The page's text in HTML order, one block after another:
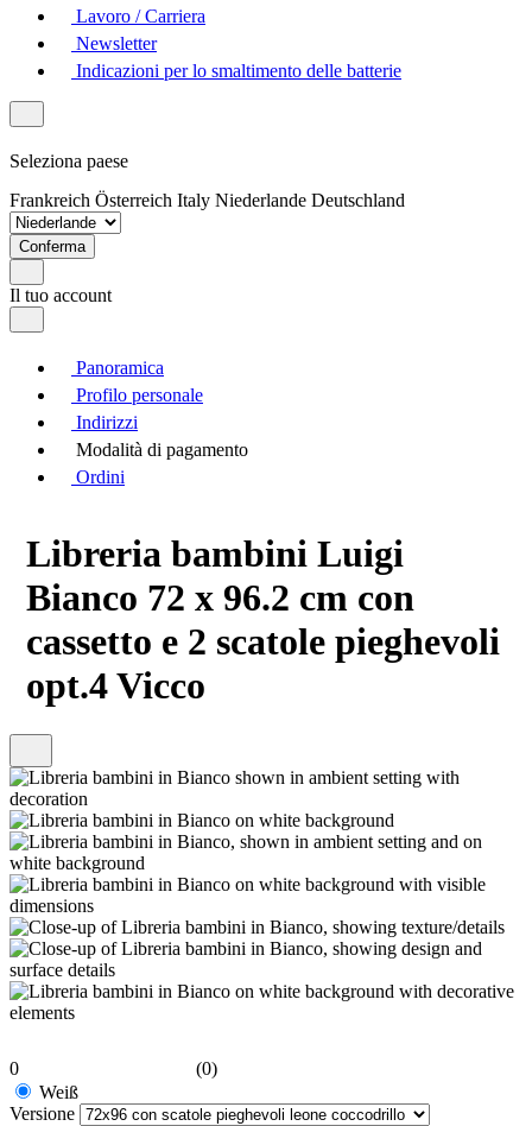
Lavoro / Carriera
Newsletter
Indicazioni per lo smaltimento delle batterie
Seleziona paese
Frankreich Österreich Italy Niederlande Deutschland
Conferma
Il tuo account
Panoramica
Profilo personale
Indirizzi
Modalità di pagamento
Ordini
Libreria bambini Luigi
Bianco 72 x 96.2 cm con
cassetto e 2 scatole pieghevoli
opt.4 Vicco
0
(0)
Weiß
Versione